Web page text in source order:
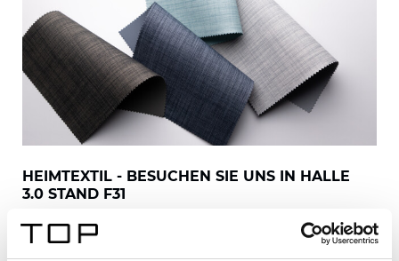
HEIMTEXTIL - BESUCHEN SIE UNS IN HALLE
3.0 STAND F31
willkommen zu heißen!